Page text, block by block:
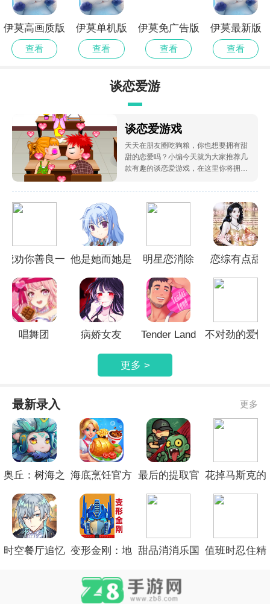
伊莫高画质版
查看
伊莫单机版
查看
伊莫免广告版
查看
伊莫最新版
查看
谈恋爱游
戏
谈恋爱游戏
天天在朋友圈吃狗粮，你也想要拥有甜
甜的恋爱吗？小编今天就为大家推荐几
款有趣的谈恋爱游戏，在这里你将拥有
你也尝尝爱情的滋味，并且剧情也十分
的精彩，能给你带来不一样的恋爱体验
我劝你善良一 他是她而她是
明星恋消除 恋综有点甜
唱舞团 病娇女友 Tender Land 不对劲的爱情
更多 >
最新录入 更多
奥丘：树海之 海底烹饪官方 最后的提取官 花掉马斯克的
时空餐厅追忆 变形金刚：地
版
甜品消消乐国
值班时忍住精